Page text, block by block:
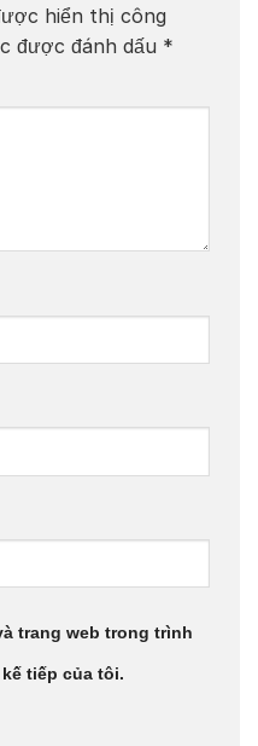
hiển thị công
được đánh dấu *
trang web trong trình
tiếp của tôi.